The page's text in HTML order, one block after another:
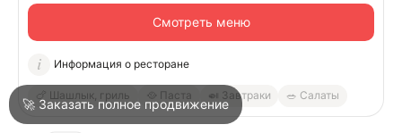
Город Смотреть меню
🍗 Шашлык, гриль 🥘 Паста 🍛 Завтраки 🥗 Салаты
Информация о ресторане
🚀 Заказать полное продвижение